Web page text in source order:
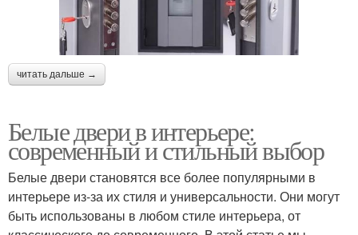
читать дальше →
Белые двери в интерьере:
современный и стильный выбор
Белые двери становятся все более популярными в
интерьере из-за их стиля и универсальности. Они могут
быть использованы в любом стиле интерьера, от